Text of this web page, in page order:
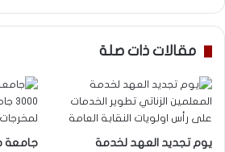
مقالات ذات صلة
يوم تجديد العهد لخدمة